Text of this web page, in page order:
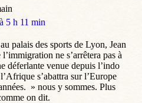
5 h 11 min
palais des sports de Lyon, Jean
ne s’arrêtera pas à
déferlante venue depuis l’indo
s’abattra sur l’Europe
» nous y sommes. Plus
on dit.